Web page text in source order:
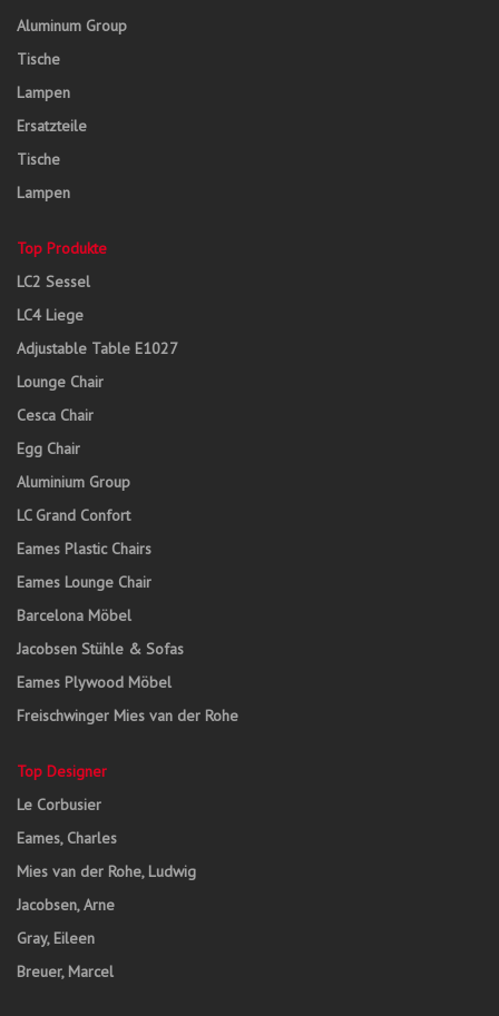
Aluminum Group
Tische
Lampen
Ersatzteile
Tische
Lampen
Top Produkte
LC2 Sessel
LC4 Liege
Adjustable Table E1027
Lounge Chair
Cesca Chair
Egg Chair
Aluminium Group
LC Grand Confort
Eames Plastic Chairs
Eames Lounge Chair
Barcelona Möbel
Jacobsen Stühle & Sofas
Eames Plywood Möbel
Freischwinger Mies van der Rohe
Top Designer
Le Corbusier
Eames, Charles
Mies van der Rohe, Ludwig
Jacobsen, Arne
Gray, Eileen
Breuer, Marcel